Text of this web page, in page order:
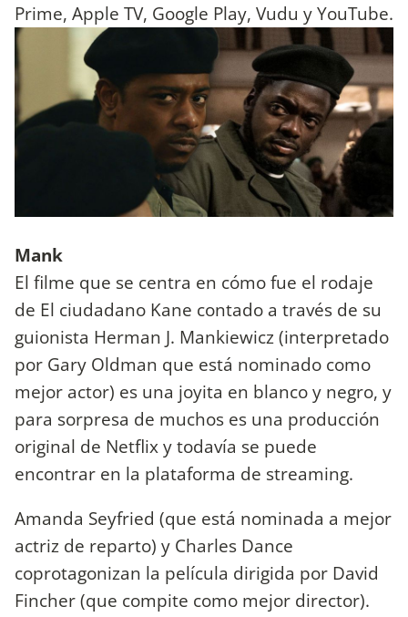
Prime, Apple TV, Google Play, Vudu y YouTube.
Mank
El filme que se centra en cómo fue el rodaje
de El ciudadano Kane contado a través de su
guionista Herman J. Mankiewicz (interpretado
por Gary Oldman que está nominado como
mejor actor) es una joyita en blanco y negro, y
para sorpresa de muchos es una producción
original de Netflix y todavía se puede
encontrar en la plataforma de streaming.
Amanda Seyfried (que está nominada a mejor
actriz de reparto) y Charles Dance
coprotagonizan la película dirigida por David
Fincher (que compite como mejor director).